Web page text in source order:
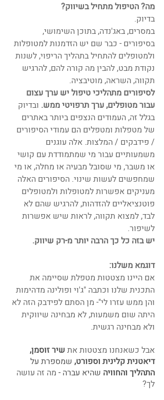
מה? הטיפול מתחיל בשיווק?
בדיוק.
במסרים, באג'נדה, בתוכן השימושי,
בסיפורים - כבר שם יש הזדמנות למטופלות
ולמטופלים להתחיל בתהליך הריפוי, לשנות
נקודת מבט, להבין מה קורה להם, להרגיש
תקווה, השראה, מוטיבציה.
לסיפורים מתהליכי טיפול יש ערך עצום
עבור מטופלים, ערך תרפויטי ממש. ובדיוק
בגלל זה, העמודים הנצפים ביותר באתרים
של מטפלות ומטפלים הם עמודי הסיפורים
/ פידבקים / המלצות. אלה עוגנים
משמעותיים עבור מי שמתמודדת עם קושי
או משבר, מי שסובל מבעיה או מחלה, או מי
שמחפשים לעשות שינוי. הסיפורים האלה
מעניקים אפשרות למטופלות ולמטופלים
פוטנציאליים להזדהות, להרגיש שהם לא
לבד, למצוא תקווה, לראות שיש אפשרות
לשיפור.
יש בזה כל כך הרבה יותר מ-רק שיווק.
דוגמא משלנו:
אם היינו מצטטות מטפלת שסיימה את
התכנית שלנו וכתבה "ג'וי ופולינה מדהימות
והן ממש עזרו לי"- מן הסתם לפידבק הזה לא
היתה שום משמעות, לא מבחינה שיווקית
ולא מבחינה רגשית.
אבל כשאנחנו מצטטות את שיר זוסמן,
דיאטנית קלינית וספורט, שמספרת על
התהליך והחוויה שהיא עברה - מה זה עושה
לך?